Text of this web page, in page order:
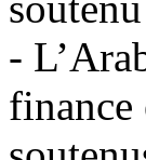
-
finance